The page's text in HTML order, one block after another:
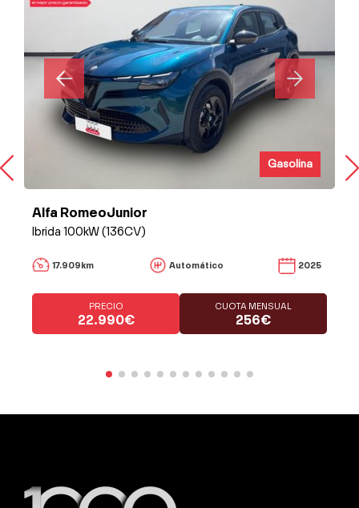
Gasolina
Alfa RomeoJunior
Ibrida 100kW (136CV)
17.909km Automático 2025
PRECIO
22.990€
CUOTA MENSUAL
256€